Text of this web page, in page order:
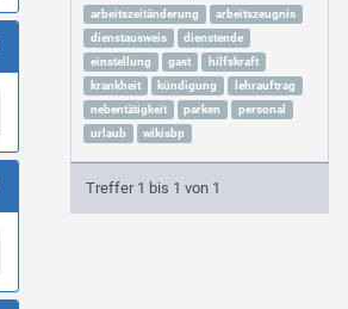
arbeitszeitänderung
arbeitszeugnis
dienstausweis
dienstende
einstellung
gast
hilfskraft
krankheit
kündigung
lehrauftrag
nebentätigkeit
parken
personal
urlaub
wikisbp
Treffer 1 bis 1 von 1